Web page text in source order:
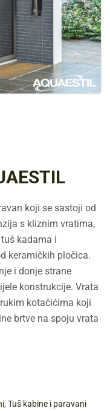
koji se sastoji od
s kliznim vratima,
kadama i
keramičkih pločica.
i donje strane
konstrukcije. Vrata
kotačićima koji
brtve na spoju vrata
, Tuš kabine i paravani